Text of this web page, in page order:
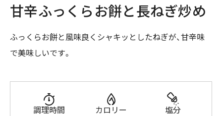
甘辛ふっくらお餅と長ねぎ炒め
ふっくらお餅と風味良くシャキッとしたねぎが、甘辛味
で美味しいです。
調理時間 カロリー 塩分